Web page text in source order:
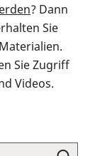
? Dann
Sie
Sie Zugriff
Videos.